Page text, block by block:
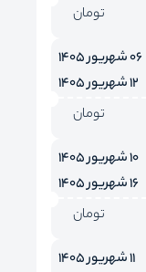
تومان
06 شهریور 1405
12 شهریور 1405
تومان
10 شهریور 1405
16 شهریور 1405
تومان
11 شهریور 1405